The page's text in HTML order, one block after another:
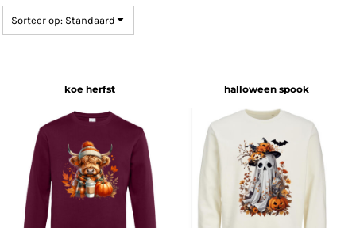
Sorteer op: Standaard
koe herfst halloween spook